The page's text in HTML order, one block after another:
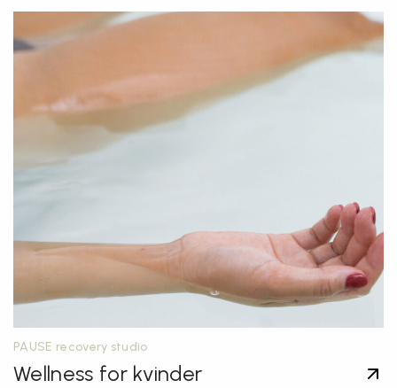
PAUSE recovery studio
Wellness for kvinder